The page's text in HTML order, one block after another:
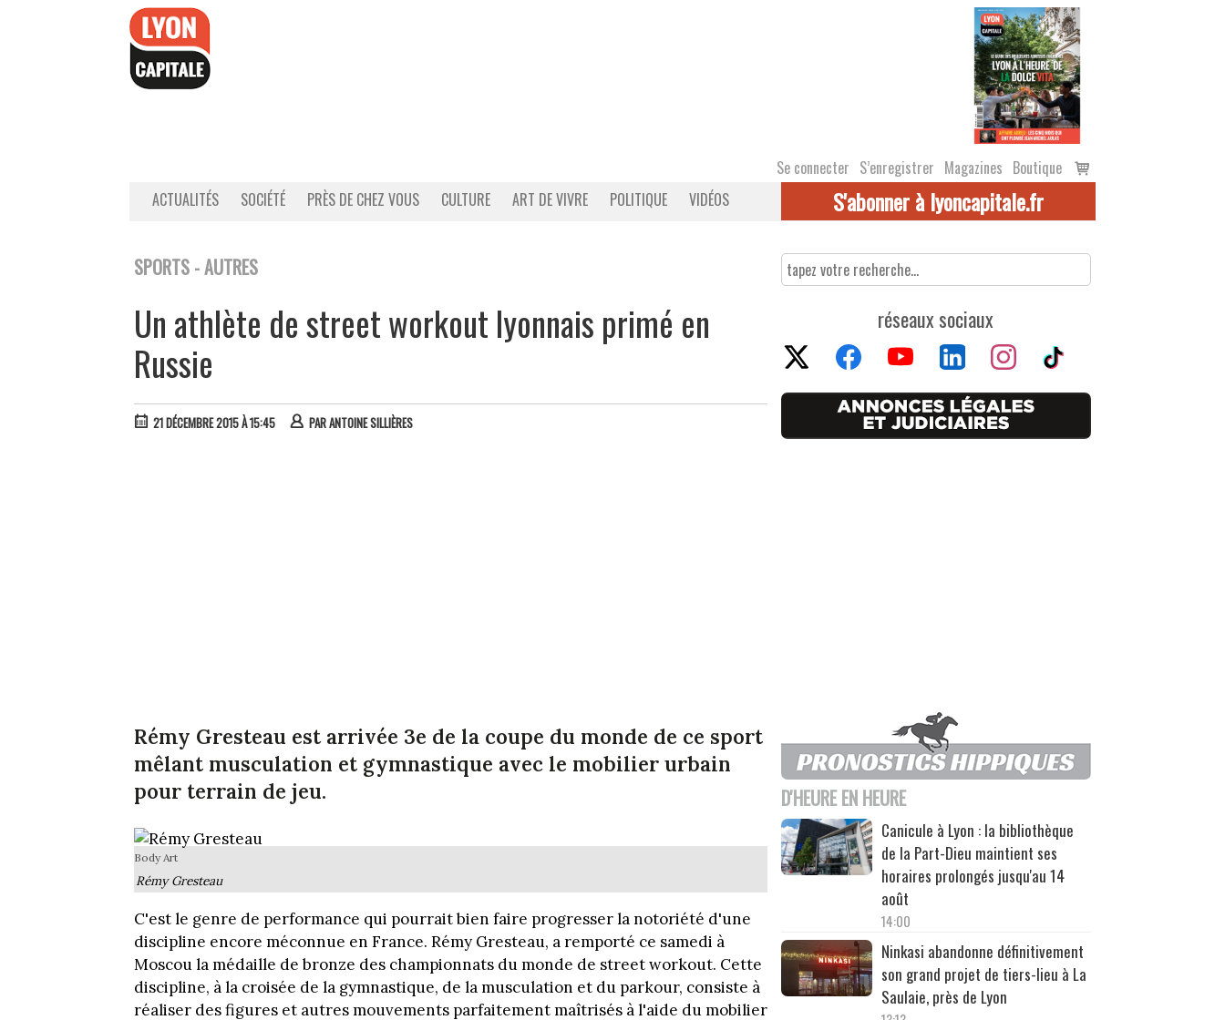
Se connecter S’enregistrer Magazines Boutique
Voir
le
ACTUALITÉS SOCIÉTÉ PRÈS DE CHEZ VOUS CULTURE ART DE VIVRE POLITIQUE VIDÉOS S'abonner à lyoncapitale.fr
SPORTS - AUTRES
Un athlète de street workout lyonnais primé en
Russie
21 DÉCEMBRE 2015 À 15:45 PARANTOINE SILLIÈRES
Rémy Gresteau est arrivée 3e de la coupe du monde de ce sport
mêlant musculation et gymnastique avec le mobilier urbain
pour terrain de jeu.
Body Art
Rémy Gresteau
C'est le genre de performance qui pourrait bien faire progresser la notoriété d'une
discipline encore méconnue en France. Rémy Gresteau, a remporté ce samedi à
Moscou la médaille de bronze des championnats du monde de street workout. Cette
discipline, à la croisée de la gymnastique, de la musculation et du parkour, consiste à
réaliser des figures et autres mouvements parfaitement maîtrisés à l'aide du mobilier
réseaux sociaux
D'HEURE EN HEURE
Canicule à Lyon : la bibliothèque
de la Part-Dieu maintient ses
horaires prolongés jusqu'au 14
août
14:00
Ninkasi abandonne définitivement
son grand projet de tiers-lieu à La
Saulaie, près de Lyon